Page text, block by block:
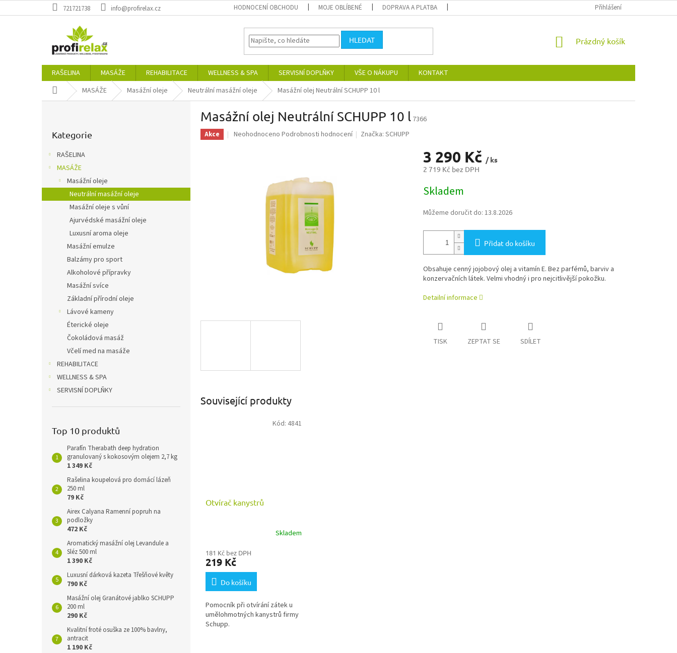
na
721721738 info@profirelax.cz HODNOCENÍ OBCHODU MOJE OBLÍBENÉ DOPRAVA A PLATBA OCHRANA OSOBNÍCH ÚDAJŮ
Přihlášení
HLEDAT
NÁKUPNÍ
Prázdný košík
RAŠELINA MASÁŽE REHABILITACE WELLNESS & SPA SERVISNÍ DOPLŇKY VŠE O NÁKUPU
KONTAKT
Domů MASÁŽE Masážní oleje Neutrální masážní oleje Masážní olej Neutrální SCHUPP 10 l
kategorie
Kategorie
RAŠELINA
MASÁŽE
Masážní oleje
Neutrální masážní oleje
Masážní oleje s vůní
Ajurvédské masážní oleje
Luxusní aroma oleje
Masážní emulze
Balzámy pro sport
Alkoholové přípravky
Masážní svíce
Základní přírodní oleje
Lávové kameny
Éterické oleje
Čokoládová masáž
Včelí med na masáže
REHABILITACE
WELLNESS & SPA
SERVISNÍ DOPLŇKY
Top 10 produktů
Parafín Therabath deep hydration
granulovaný s kokosovým olejem 2,7 kg
1 349 Kč
Rašelina koupelová pro domácí lázeň
250 ml
79 Kč
Airex Calyana Ramenní popruh na
podložky
472 Kč
Aromatický masážní olej Levandule a
Sléz 500 ml
1 390 Kč
Luxusní dárková kazeta Třešňové květy
790 Kč
Masážní olej Granátové jablko SCHUPP
200 ml
290 Kč
Kvalitní froté osuška ze 100% bavlny,
antracit
1 190 Kč
Masážní olej Neutrální SCHUPP 10 l 7366
Akce
Průměrné
hvězdiček.
Neohodnoceno Podrobnosti hodnocení Značka:SCHUPP
3 290 Kč / ks
2 719 Kč bez DPH
cena:
Skladem
Můžeme doručit do: 13.8.2026
Přidat do košíku
Obsahuje cenný jojobový olej a vitamín E. Bez parfémů, barviv a
konzervačních látek. Velmi vhodný i pro nejcitlivější pokožku.
Detailní informace
TISK ZEPTAT SE SDÍLET
Související produkty
Otvírač kanystrů
Skladem
181 Kč bez DPH
219 Kč
Do košíku
Pomocník při otvírání zátek u
umělohmotných kanystrů firmy
Schupp.
Kód: 4841